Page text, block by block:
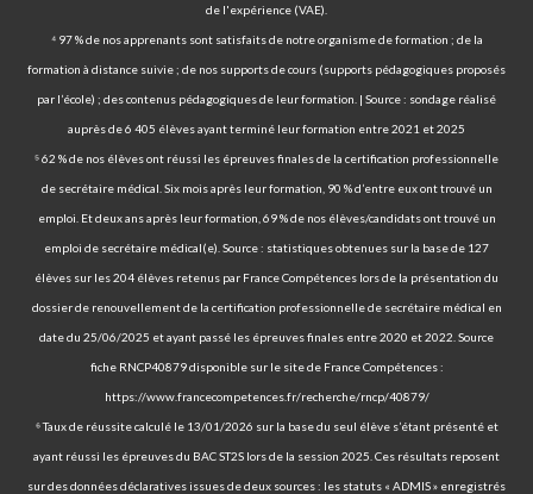
de l'expérience (VAE).
⁴ 97 % de nos apprenants sont satisfaits de notre organisme de formation ; de la
formation à distance suivie ; de nos supports de cours (supports pédagogiques proposés
par l’école) ; des contenus pédagogiques de leur formation. | Source : sondage réalisé
auprès de 6 405 élèves ayant terminé leur formation entre 2021 et 2025
⁵ 62 % de nos élèves ont réussi les épreuves finales de la certification professionnelle
de secrétaire médical. Six mois après leur formation, 90 % d’entre eux ont trouvé un
emploi. Et deux ans après leur formation, 69 % de nos élèves/candidats ont trouvé un
emploi de secrétaire médical(e). Source : statistiques obtenues sur la base de 127
élèves sur les 204 élèves retenus par France Compétences lors de la présentation du
dossier de renouvellement de la certification professionnelle de secrétaire médical en
date du 25/06/2025 et ayant passé les épreuves finales entre 2020 et 2022. Source
fiche RNCP40879 disponible sur le site de France Compétences :
https://www.francecompetences.fr/recherche/rncp/40879/
⁶ Taux de réussite calculé le 13/01/2026 sur la base du seul élève s’étant présenté et
ayant réussi les épreuves du BAC ST2S lors de la session 2025. Ces résultats reposent
sur des données déclaratives issues de deux sources : les statuts « ADMIS » enregistrés